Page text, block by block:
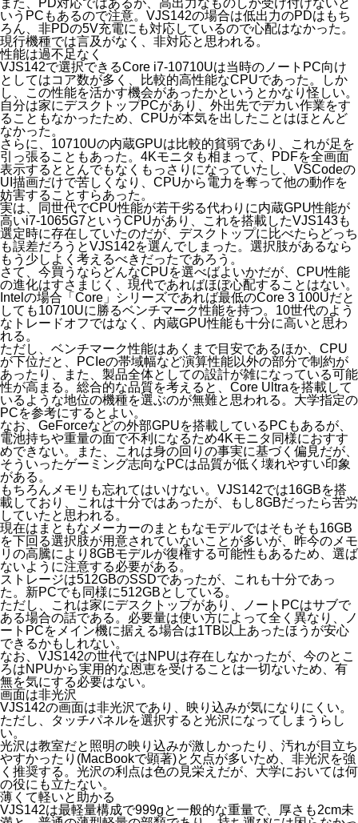
また、PD対応ではあるが、高出力なものしか受け付けないと
いうPCもあるので注意。VJS142の場合は低出力のPDはもち
ろん、非PDの5V充電にも対応しているので心配はなかった。
現行機種では言及がなく、非対応と思われる。
性能は過不足なく
VJS142で選択できるCore i7-10710Uは当時のノートPC向け
としてはコア数が多く、比較的高性能なCPUであった。しか
し、この性能を活かす機会があったかというとかなり怪しい。
自分は家にデスクトップPCがあり、外出先でデカい作業をす
ることもなかったため、CPUが本気を出したことはほとんど
なかった。
さらに、10710Uの内蔵GPUは比較的貧弱であり、これが足を
引っ張ることもあった。4Kモニタも相まって、PDFを全画面
表示するととんでもなくもっさりになっていたし、VSCodeの
UI描画だけで苦しくなり、CPUから電力を奪って他の動作を
妨害することすらあった。
実は、同世代でCPU性能が若干劣る代わりに内蔵GPU性能が
高いi7-1065G7というCPUがあり、これを搭載したVJS143も
選定時に存在していたのだが、デスクトップに比べたらどっち
も誤差だろうとVJS142を選んでしまった。選択肢があるなら
もう少しよく考えるべきだったであろう。
さて、今買うならどんなCPUを選べばよいかだが、CPU性能
の進化はすさまじく、現代であればほぼ心配することはない。
Intelの場合「Core」シリーズであれば最低のCore 3 100Uだと
しても10710Uに勝るベンチマーク性能を持つ。10世代のよう
なトレードオフではなく、内蔵GPU性能も十分に高いと思わ
れる。
ただし、ベンチマーク性能はあくまで目安であるほか、CPU
が下位だと、PCIeの帯域幅など演算性能以外の部分で制約が
あったり、また、製品全体としての設計が雑になっている可能
性が高まる。総合的な品質を考えると、Core Ultraを搭載して
いるような地位の機種を選ぶのが無難と思われる。大学指定の
PCを参考にするとよい。
なお、GeForceなどの外部GPUを搭載しているPCもあるが、
電池持ちや重量の面で不利になるため4Kモニタ同様におすす
めできない。また、これは身の回りの事実に基づく偏見だが、
そういったゲーミング志向なPCは品質が低く壊れやすい印象
がある。
もちろんメモリも忘れてはいけない。VJS142では16GBを搭
載しており、これは十分ではあったが、もし8GBだったら苦労
していたと思われる。
現在はまともなメーカーのまともなモデルではそもそも16GB
を下回る選択肢が用意されていないことが多いが、昨今のメモ
リの高騰により8GBモデルが復権する可能性もあるため、選ば
ないように注意する必要がある。
ストレージは512GBのSSDであったが、これも十分であっ
た。新PCでも同様に512GBとしている。
ただし、これは家にデスクトップがあり、ノートPCはサブで
ある場合の話である。必要量は使い方によって全く異なり、ノ
ートPCをメイン機に据える場合は1TB以上あったほうが安心
できるかもしれない。
なお、VJS142の世代ではNPUは存在しなかったが、今のとこ
ろはNPUから実用的な恩恵を受けることは一切ないため、有
無を気にする必要はない。
画面は非光沢
VJS142の画面は非光沢であり、映り込みが気になりにくい。
ただし、タッチパネルを選択すると光沢になってしまうらし
い。
光沢は教室だと照明の映り込みが激しかったり、汚れが目立ち
やすかったり(MacBookで顕著)と欠点が多いため、非光沢を強
く推奨する。光沢の利点は色の見栄えだが、大学においては何
の役にも立たない。
薄くて軽いと助かる
VJS142は最軽量構成で999gと一般的な重量で、厚さも2cm未